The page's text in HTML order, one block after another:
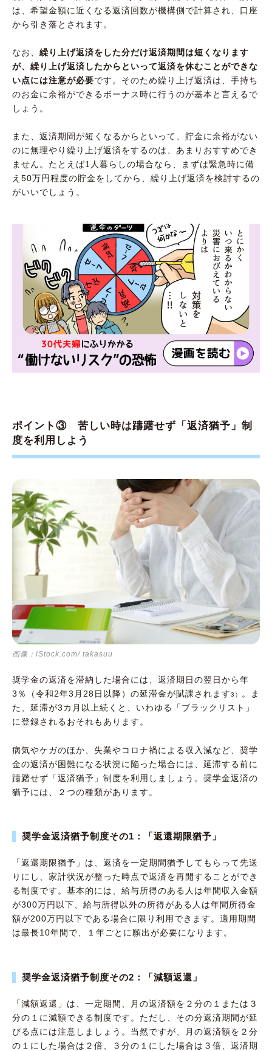
は、希望金額に近くなる返済回数が機構側で計算され、口座
から引き落とされます。
なお、 繰り上げ返済をした分だけ返済期間は短くなります
が、繰り上げ返済したからといって返済を休むことができな
い点には注意が必要です。そのため繰り上げ返済は、手持ち
のお金に余裕ができるボーナス時に行うのが基本と言えるで
しょう。
また、返済期間が短くなるからといって、貯金に余裕がない
のに無理やり繰り上げ返済をするのは、あまりおすすめでき
ません。たとえば1人暮らしの場合なら、まずは緊急時に備
え50万円程度の貯金をしてから、繰り上げ返済を検討するの
がいいでしょう。
ポイント③ 苦しい時は躊躇せず「返済猶予」制
度を利用しよう
画像：iStock.com/ takasuu
奨学金の返済を滞納した場合には、返済期日の翌日から年
3％（令和2年3月28日以降）の延滞金が賦課されます3） 。ま
た、延滞が3カ月以上続くと、いわゆる「ブラックリスト」
に登録されるおそれもあります。
病気やケガのほか、失業やコロナ禍による収入減など、奨学
金の返済が困難になる状況に陥った場合には、延滞する前に
躊躇せず「返済猶予」制度を利用しましょう。奨学金返済の
猶予には、２つの種類があります。
奨学金返済猶予制度その1：「返還期限猶予」
「返還期限猶予」は、返済を一定期間猶予してもらって先送
りにし、家計状況が整った時点で返済を再開することができ
る制度です。基本的には、給与所得のある人は年間収入金額
が300万円以下、給与所得以外の所得がある人は年間所得金
額が200万円以下である場合に限り利用できます。適用期間
は最長10年間で、１年ごとに願出が必要になります。
奨学金返済猶予制度その2：「減額返還」
「減額返還」は、一定期間、月の返済額を２分の１または３
分の１に減額できる制度です。ただし、その分返済期間が延
びる点には注意しましょう。当然ですが、月の返済額を２分
の１にした場合は２倍、３分の１にした場合は３倍、返済期